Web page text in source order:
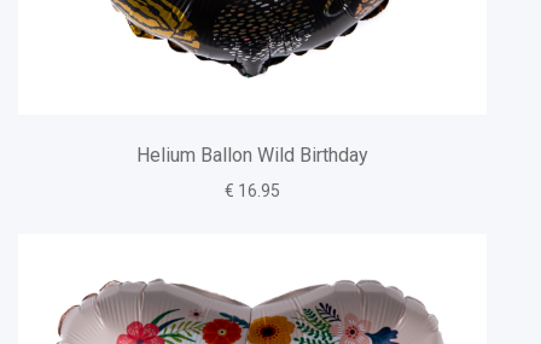
Helium Ballon Wild Birthday
€ 16.95